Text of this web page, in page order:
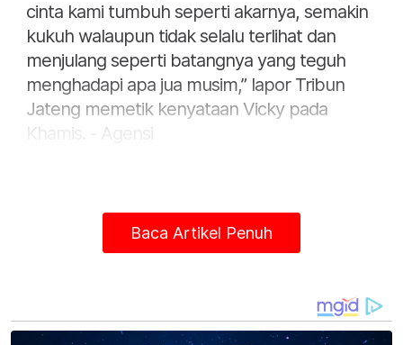
cinta kami tumbuh seperti akarnya, semakin
kukuh walaupun tidak selalu terlihat dan
menjulang seperti batangnya yang teguh
menghadapi apa jua musim,” lapor Tribun
Jateng memetik kenyataan Vicky pada
Khamis. - Agensi
Baca Artikel Penuh